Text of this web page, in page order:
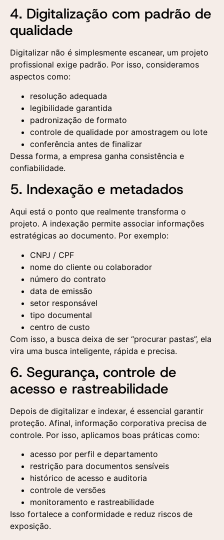
4. Digitalização com padrão de
qualidade
Digitalizar não é simplesmente escanear, um projeto
profissional exige padrão. Por isso, consideramos
aspectos como:
resolução adequada
legibilidade garantida
padronização de formato
controle de qualidade por amostragem ou lote
conferência antes de finalizar
Dessa forma, a empresa ganha consistência e
confiabilidade.
5. Indexação e metadados
Aqui está o ponto que realmente transforma o
projeto. A indexação permite associar informações
estratégicas ao documento. Por exemplo:
CNPJ / CPF
nome do cliente ou colaborador
número do contrato
data de emissão
setor responsável
tipo documental
centro de custo
Com isso, a busca deixa de ser “procurar pastas”, ela
vira uma busca inteligente, rápida e precisa.
6. Segurança, controle de
acesso e rastreabilidade
Depois de digitalizar e indexar, é essencial garantir
proteção. Afinal, informação corporativa precisa de
controle. Por isso, aplicamos boas práticas como:
acesso por perfil e departamento
restrição para documentos sensíveis
histórico de acesso e auditoria
controle de versões
monitoramento e rastreabilidade
Isso fortalece a conformidade e reduz riscos de
exposição.